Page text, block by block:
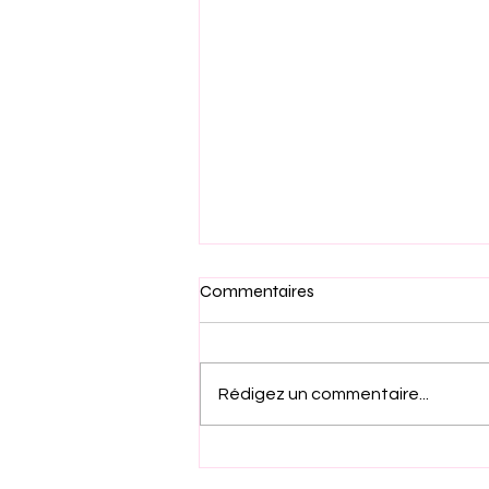
🎭 Pièce de théâtre Mon
Commentaires
Rédigez un commentaire...